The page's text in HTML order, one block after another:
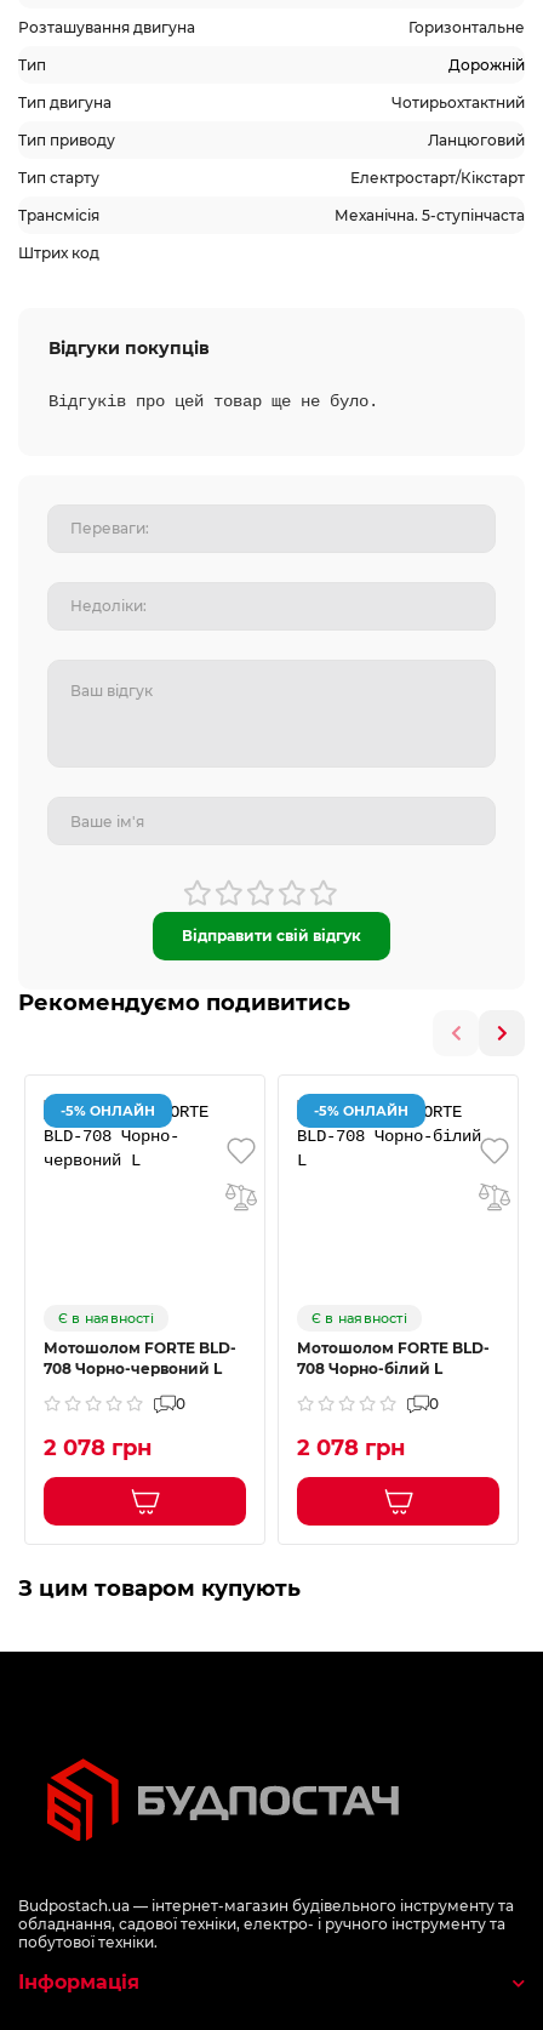
Розташування двигуна Горизонтальне
Тип Дорожній
Тип двигуна Чотирьохтактний
Тип приводу Ланцюговий
Тип старту Електростарт/Кікстарт
Трансмісія Механічна. 5-ступінчаста
Штрих код
Відгуки покупців
Відгуків про цей товар ще не було.
Відправити свій відгук
Рекомендуємо подивитись
-5% ОНЛАЙН
Є в наявності
Мотошолом FORTE BLD-
708 Чорно-червоний L
0
2 078 грн
-5% ОНЛАЙН
Є в наявності
Мотошолом FORTE BLD-
708 Чорно-білий L
0
2 078 грн
З цим товаром купують
Budpostach.ua — інтернет-магазин будівельного інструменту та
обладнання, садової техніки, електро- і ручного інструменту та
побутової техніки.
Інформація